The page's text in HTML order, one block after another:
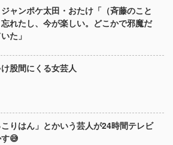
ジャンポケ太田・おたけ「（斉藤のこと
れたし、今が楽しい。どこかで邪魔だ
た」
股間にくる女芸人
こりはん」とかいう芸人が24時間テレビ
😅